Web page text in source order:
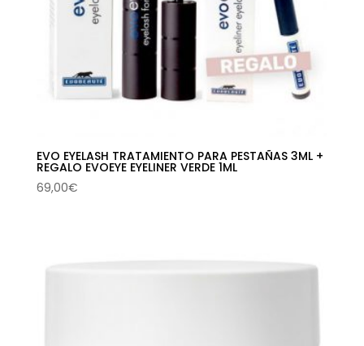
EVO EYELASH TRATAMIENTO PARA PESTAÑAS 3ML +
REGALO EVOEYE EYELINER VERDE 1ML
69,00€